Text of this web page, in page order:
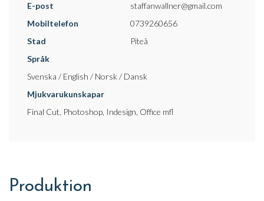
E-post
staffanwallner@gmail.com
Mobiltelefon
0739260656
Stad
Piteå
Språk
Svenska / English / Norsk / Dansk
Mjukvarukunskapar
Final Cut, Photoshop, Indesign, Office mfl
Produktion